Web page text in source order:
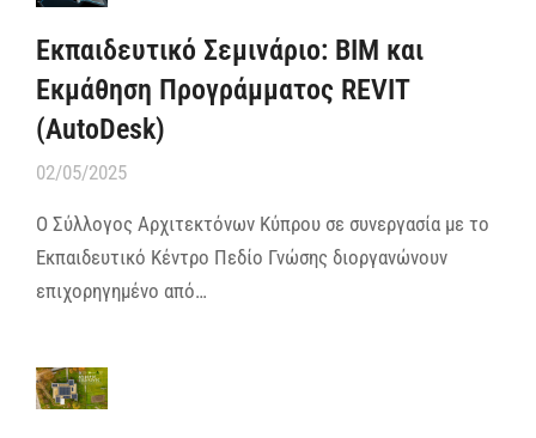
Εκπαιδευτικό Σεμινάριο: BIM και
Εκμάθηση Προγράμματος REVIT
(AutoDesk)
02/05/2025
Ο Σύλλογος Αρχιτεκτόνων Κύπρου σε συνεργασία με το
Εκπαιδευτικό Κέντρο Πεδίο Γνώσης διοργανώνουν
επιχορηγημένο από…